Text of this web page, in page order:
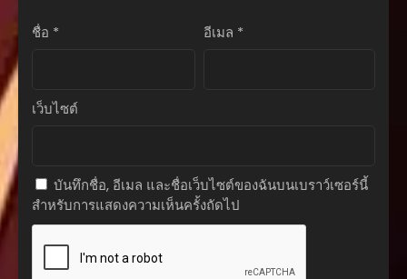
ตอนที่ 46
สิงหาคม 25, 2025
ตอนที่ 43
สิงหาคม 25, 2025
ตอนที่ 42
ชื่อ * อีเมล *
เว็บไซต์
บันทึกชื่อ, อีเมล และชื่อเว็บไซต์ของฉันบนเบราว์เซอร์นี้
สำหรับการแสดงความเห็นครั้งถัดไป